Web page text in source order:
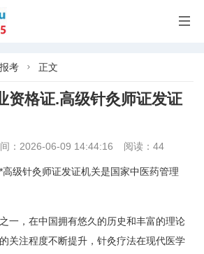

考  正文
资格证.高级针灸师证发证
：2026-06-09 14:44:16 阅读：44
级针灸师证发证机关是国家中医药管理
一，在中国拥有悠久的历史和丰富的理论
关注程度不断提升，针灸疗法在现代医学